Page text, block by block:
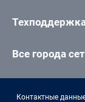
Все города
Контактные